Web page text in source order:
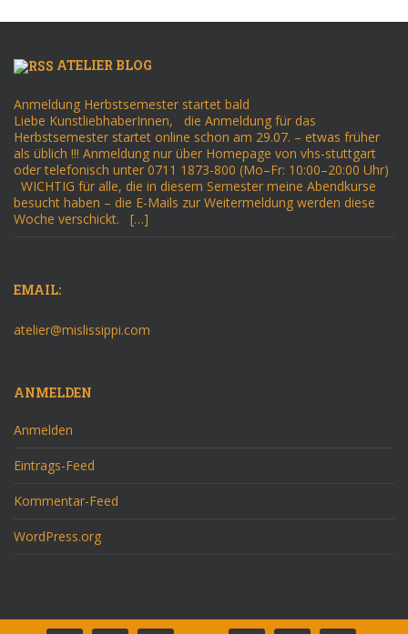
ATELIER BLOG
Anmeldung Herbstsemester startet bald
Liebe KunstliebhaberInnen, die Anmeldung für das
Herbstsemester startet online schon am 29.07. – etwas früher
als üblich !!! Anmeldung nur über Homepage von vhs-stuttgart
oder telefonisch unter 0711 1873-800 (Mo–Fr: 10:00–20:00 Uhr)
WICHTIG für alle, die in diesem Semester meine Abendkurse
besucht haben – die E-Mails zur Weitermeldung werden diese
Woche verschickt. […]
EMAIL:
atelier@mislissippi.com
ANMELDEN
Anmelden
Eintrags-Feed
Kommentar-Feed
WordPress.org